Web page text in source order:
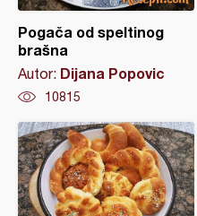
Pogača od speltinog
brašna
Autor: Dijana Popovic
10815